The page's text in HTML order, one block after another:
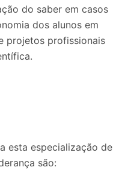
do saber em casos
dos alunos em
projetos profissionais
esta especialização de
são: